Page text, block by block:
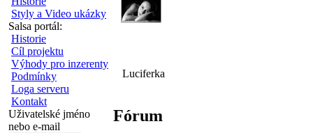
Styly a Video ukázky
Salsa portál:
Historie
Cíl projektu
Výhody pro inzerenty
Podmínky
Loga serveru
Kontakt
Uživatelské jméno
nebo e-mail
Luciferka
Fórum